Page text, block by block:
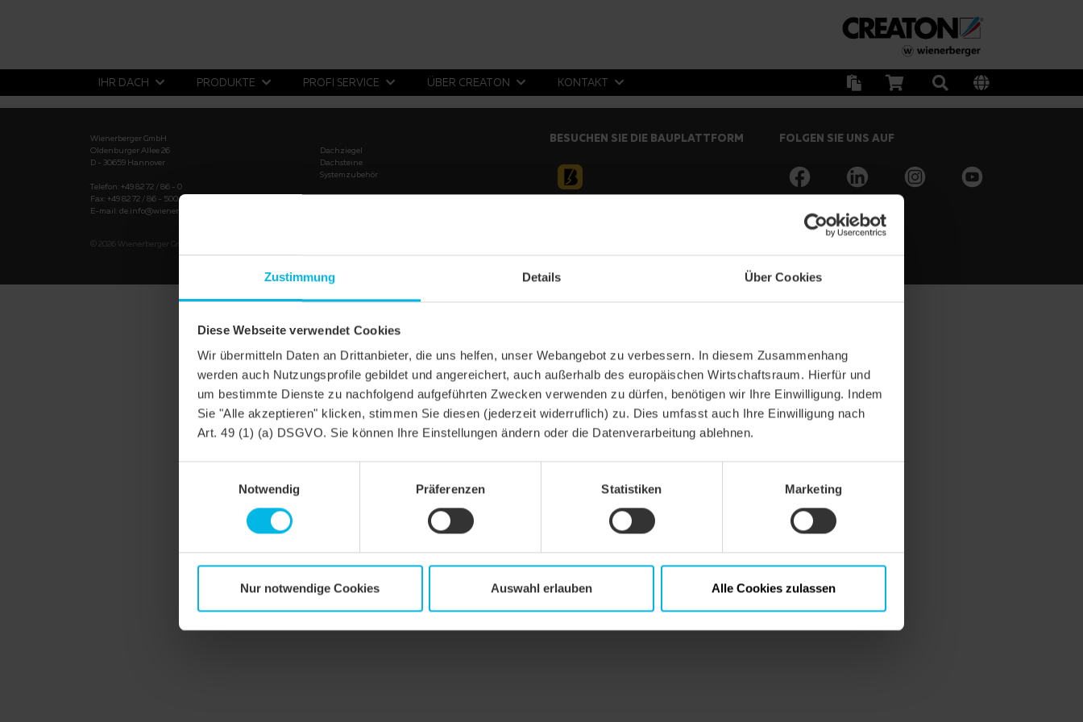
Zustimmung Details Über Cookies
Diese Webseite verwendet Cookies
Wir übermitteln Daten an Drittanbieter, die uns helfen, unser Webangebot zu verbessern. In diesem Zusammenhang
werden auch Nutzungsprofile gebildet und angereichert, auch außerhalb des europäischen Wirtschaftsraum. Hierfür und
um bestimmte Dienste zu nachfolgend aufgeführten Zwecken verwenden zu dürfen, benötigen wir Ihre Einwilligung. Indem
Sie "Alle akzeptieren" klicken, stimmen Sie diesen (jederzeit widerruflich) zu. Dies umfasst auch Ihre Einwilligung nach
Art. 49 (1) (a) DSGVO. Sie können Ihre Einstellungen ändern oder die Datenverarbeitung ablehnen.
Notwendig
Präferenzen Statistiken Marketing
Nur notwendige Cookies Auswahl erlauben Alle Cookies zulassen
IHR DACH PRODUKTE PROFI SERVICE ÜBER CREATON KONTAKT
Wienerberger GmbH
Oldenburger Allee 26
D - 30659 Hannover
Telefon: +49 82 72 / 86 - 0
Fax: +49 82 72 / 86 - 500
E-mail: de.info@wienerberger.com
Dachziegel
Dachsteine
Systemzubehör
Dachratgeber
BESUCHEN SIE DIE BAUPLATTFORM FOLGEN SIE UNS AUF
© 2026 Wienerberger GmbH